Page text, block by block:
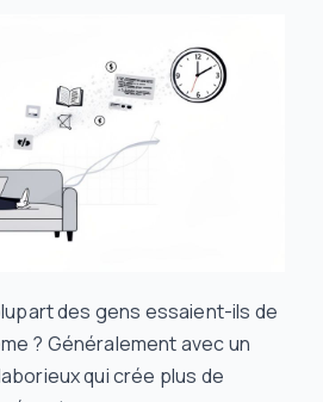
des gens essaient-ils de
? Généralement avec un
qui crée plus de